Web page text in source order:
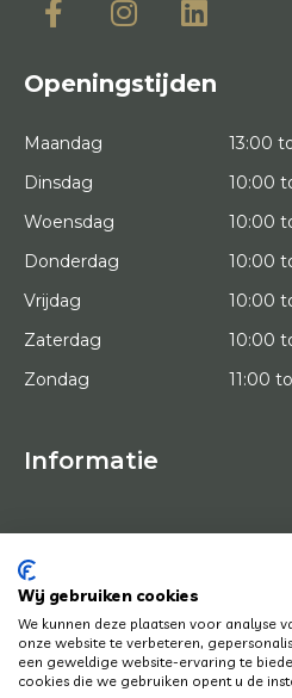
Openingstijden
Maandag
13:00
Dinsdag
10:00
Woensdag
10:00
Donderdag
10:00
Vrijdag
10:00
Zaterdag
10:00
Zondag
11:00
Informatie
HOME
KUNSTENAARS
KUNSTWERKEN
HOE WERKT HET
Wij gebruiken cookies
We kunnen deze plaatsen voor analyse
onze website te verbeteren,
een geweldige website-ervaring te
cookies die we gebruiken opent u de